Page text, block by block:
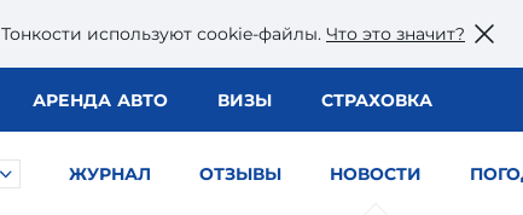
Тонкости используют сookie-файлы. Что это значит?
АРЕНДА АВТО ВИЗЫ СТРАХОВКА
ЖУРНАЛ ОТЗЫВЫ НОВОСТИ